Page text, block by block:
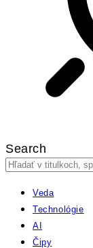
Search
Veda
Technológie
AI
Čipy